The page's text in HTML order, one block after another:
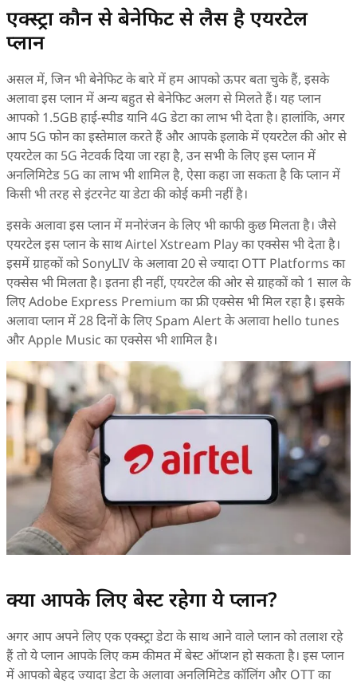
एक्स्ट्रा कौन से बेनेफिट से लैस है एयरटेल
प्लान
असल में, जिन भी बेनेफिट के बारे में हम आपको ऊपर बता चुके हैं, इसके
अलावा इस प्लान में अन्य बहुत से बेनेफिट अलग से मिलते हैं। यह प्लान
आपको 1.5GB हाई-स्पीड यानि 4G डेटा का लाभ भी देता है। हालांकि, अगर
आप 5G फोन का इस्तेमाल करते हैं और आपके इलाके में एयरटेल की ओर से
एयरटेल का 5G नेटवर्क दिया जा रहा है, उन सभी के लिए इस प्लान में
अनलिमिटेड 5G का लाभ भी शामिल है, ऐसा कहा जा सकता है कि प्लान में
किसी भी तरह से इंटरनेट या डेटा की कोई कमी नहीं है।
इसके अलावा इस प्लान में मनोरंजन के लिए भी काफी कुछ मिलता है। जैसे
एयरटेल इस प्लान के साथ Airtel Xstream Play का एक्सेस भी देता है।
इसमें ग्राहकों को SonyLIV के अलावा 20 से ज्यादा OTT Platforms का
एक्सेस भी मिलता है। इतना ही नहीं, एयरटेल की ओर से ग्राहकों को 1 साल के
लिए Adobe Express Premium का फ्री एक्सेस भी मिल रहा है। इसके
अलावा प्लान में 28 दिनों के लिए Spam Alert के अलावा hello tunes
और Apple Music का एक्सेस भी शामिल है।
क्या आपके लिए बेस्ट रहेगा ये प्लान?
अगर आप अपने लिए एक एक्स्ट्रा डेटा के साथ आने वाले प्लान को तलाश रहे
हैं तो ये प्लान आपके लिए कम कीमत में बेस्ट ऑप्शन हो सकता है। इस प्लान
में आपको बेहद ज्यादा डेटा के अलावा अनलिमिटेड कॉलिंग और OTT का